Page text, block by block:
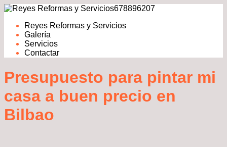
678896207
Reyes Reformas y Servicios
Galería
Servicios
Contactar
Presupuesto para pintar mi
casa a buen precio en
Bilbao